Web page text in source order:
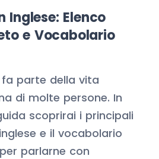
Inglese: Elenco
e Vocabolario
parte della vita
di molte persone. In
scoprirai i principali
e il vocabolario
parlarne con